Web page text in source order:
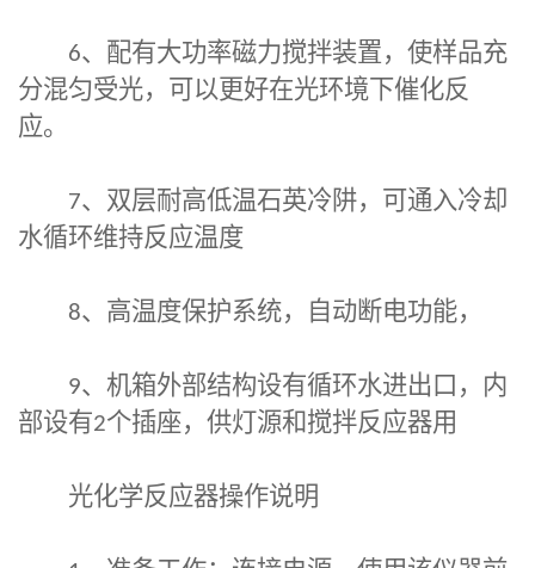
6、配有大功率磁力搅拌装置，使样品充
分混匀受光，可以更好在光环境下催化反
应。
7、双层耐高低温石英冷阱，可通入冷却
水循环维持反应温度
8、高温度保护系统，自动断电功能，
9、机箱外部结构设有循环水进出口，内
部设有2个插座，供灯源和搅拌反应器用
光化学反应器操作说明